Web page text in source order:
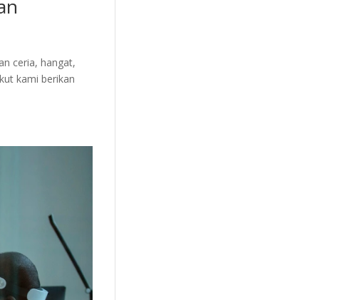
ceria, hangat,
kami berikan